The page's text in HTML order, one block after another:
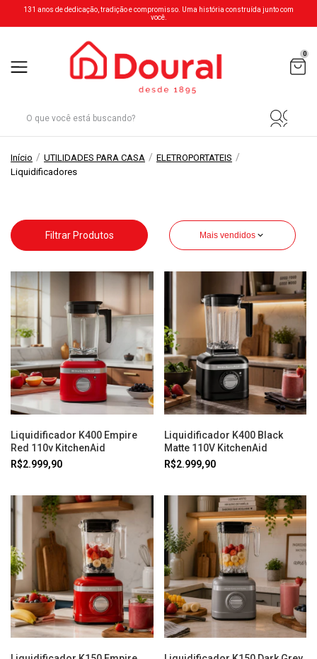
131 anos de dedicação, tradição e compromisso. Uma história construída junto com
você.
0
Início / UTILIDADES PARA CASA / ELETROPORTATEIS /
Liquidificadores
Filtrar Produtos Mais vendidos
Liquidificador K400 Empire
Red 110v KitchenAid
R$2.999,90
Liquidificador K400 Black
Matte 110V KitchenAid
R$2.999,90